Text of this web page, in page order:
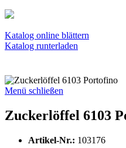
Katalog online blättern
Katalog runterladen
Menü schließen
Zuckerlöffel 6103
Artikel-Nr.: 103176